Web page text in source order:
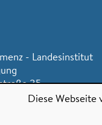
- Landesinstitut
35
Diese Webseite